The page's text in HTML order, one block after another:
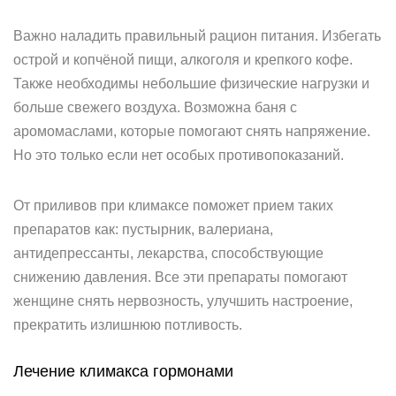
Важно наладить правильный рацион питания. Избегать
острой и копчёной пищи, алкоголя и крепкого кофе.
Также необходимы небольшие физические нагрузки и
больше свежего воздуха. Возможна баня с
аромомаслами, которые помогают снять напряжение.
Но это только если нет особых противопоказаний.
От приливов при климаксе поможет прием таких
препаратов как: пустырник, валериана,
антидепрессанты, лекарства, способствующие
снижению давления. Все эти препараты помогают
женщине снять нервозность, улучшить настроение,
прекратить излишнюю потливость.
Лечение климакса гормонами